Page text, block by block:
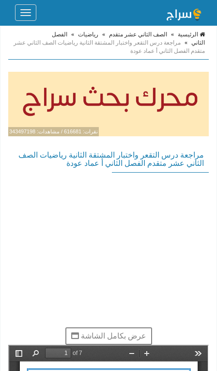
Toggle
الرئيسية » الصف الثاني عشر متقدم » رياضيات »
الفصل
الثاني » مراجعة درس التقعر واختبار المشتقة الثانية رياضيات الصف الثاني عشر
متقدم الفصل الثاني أ عماد عودة
نقرات: 616681 / مشاهدات: 343497198
مراجعة درس التقعر واختبار المشتقة الثانية رياضيات الصف
الثاني عشر متقدم الفصل الثاني أ عماد عودة
عرض بكامل الشاشة